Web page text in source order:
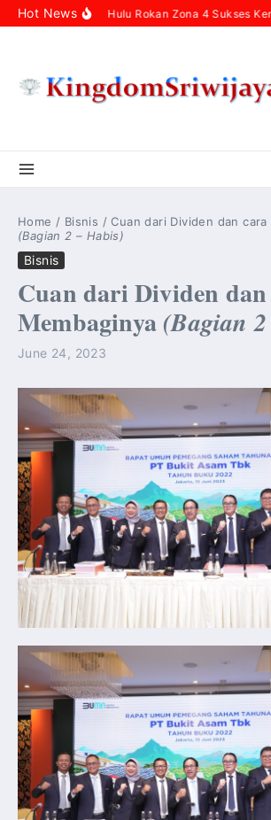
Skip to content
Hot News
Pertamina Hulu Rokan Zona 4 Sukses
Home / Bisnis /Cuan dari Dividen dan
(Bagian 2 – Habis)
Bisnis
Cuan dari Dividen
Membaginya(Bagian
June 24, 2023